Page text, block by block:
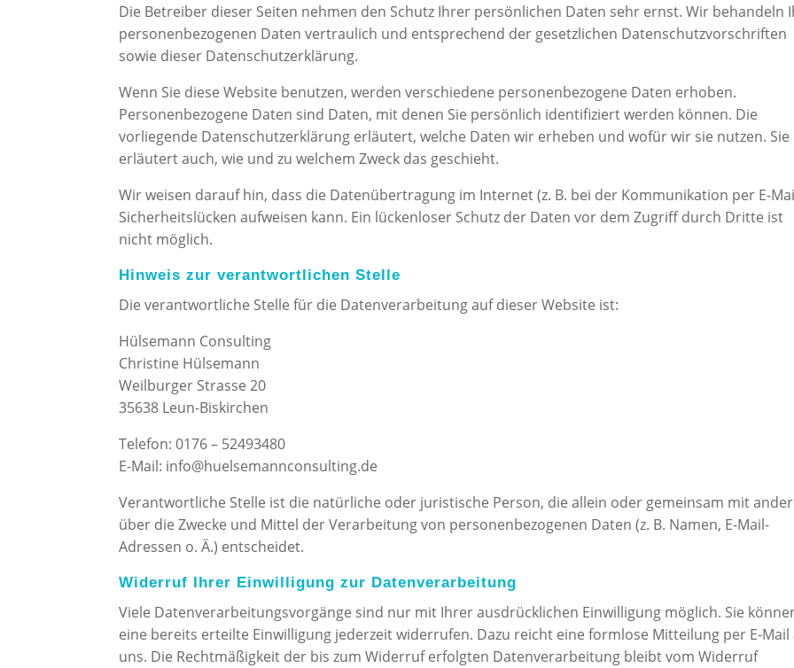
Die Betreiber dieser Seiten nehmen den Schutz Ihrer persönlichen Daten sehr ernst. Wir behandeln
personenbezogenen Daten vertraulich und entsprechend der gesetzlichen Datenschutzvorschriften
sowie dieser Datenschutzerklärung.
Wenn Sie diese Website benutzen, werden verschiedene personenbezogene Daten erhoben.
Personenbezogene Daten sind Daten, mit denen Sie persönlich identifiziert werden können. Die
vorliegende Datenschutzerklärung erläutert, welche Daten wir erheben und wofür wir sie nutzen. Sie
erläutert auch, wie und zu welchem Zweck das geschieht.
Wir weisen darauf hin, dass die Datenübertragung im Internet (z. B. bei der Kommunikation per E-
Sicherheitslücken aufweisen kann. Ein lückenloser Schutz der Daten vor dem Zugriff durch Dritte ist
nicht möglich.
Hinweis zur verantwortlichen Stelle
Die verantwortliche Stelle für die Datenverarbeitung auf dieser Website ist:
Hülsemann Consulting
Christine Hülsemann
Weilburger Strasse 20
35638 Leun-Biskirchen
Telefon: 0176 – 52493480
E-Mail: info@huelsemannconsulting.de
Verantwortliche Stelle ist die natürliche oder juristische Person, die allein oder gemeinsam mit
über die Zwecke und Mittel der Verarbeitung von personenbezogenen Daten (z. B. Namen, E-Mail-
Adressen o. Ä.) entscheidet.
Widerruf Ihrer Einwilligung zur Datenverarbeitung
Viele Datenverarbeitungsvorgänge sind nur mit Ihrer ausdrücklichen Einwilligung möglich. Sie
eine bereits erteilte Einwilligung jederzeit widerrufen. Dazu reicht eine formlose Mitteilung per E-Mail
uns. Die Rechtmäßigkeit der bis zum Widerruf erfolgten Datenverarbeitung bleibt vom Widerruf